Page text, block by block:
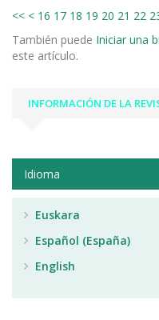
<< < 16 17 18 19 20 21 22
También puede Iniciar una
este artículo.
INFORMACIÓN DE LA
Idioma
Euskara
Español (España)
English